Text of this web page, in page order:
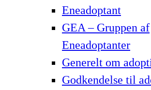
Eneadoptant
GEA – Gruppen af
Eneadoptanter
Generelt om
Godkendelse til